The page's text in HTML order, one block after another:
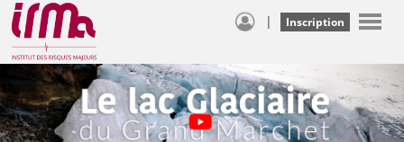
| Inscription